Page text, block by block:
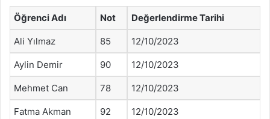
Öğrenci Adı Not Değerlendirme Tarihi
Ali Yılmaz 85 12/10/2023
Aylin Demir 90 12/10/2023
Mehmet Can 78 12/10/2023
Fatma Akman 92 12/10/2023